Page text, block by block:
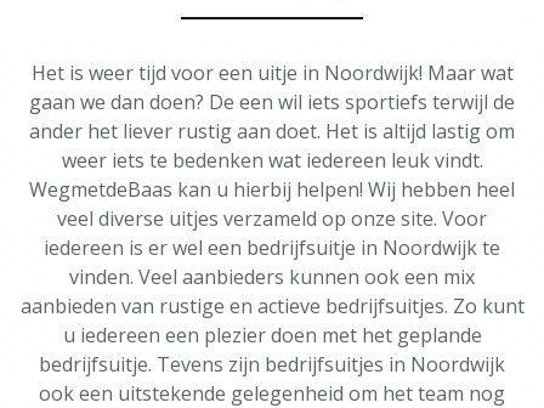
Het is weer tijd voor een uitje in Noordwijk! Maar wat
gaan we dan doen? De een wil iets sportiefs terwijl de
ander het liever rustig aan doet. Het is altijd lastig om
weer iets te bedenken wat iedereen leuk vindt.
WegmetdeBaas kan u hierbij helpen! Wij hebben heel
veel diverse uitjes verzameld op onze site. Voor
iedereen is er wel een bedrijfsuitje in Noordwijk te
vinden. Veel aanbieders kunnen ook een mix
aanbieden van rustige en actieve bedrijfsuitjes. Zo kunt
u iedereen een plezier doen met het geplande
bedrijfsuitje. Tevens zijn bedrijfsuitjes in Noordwijk
ook een uitstekende gelegenheid om het team nog